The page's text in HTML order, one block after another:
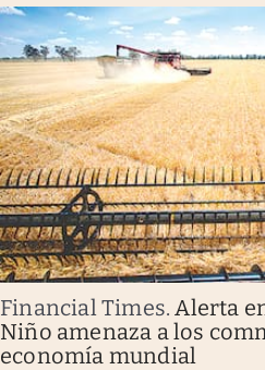
Financial Times. Alerta
Niño amenaza a los
economía mundial